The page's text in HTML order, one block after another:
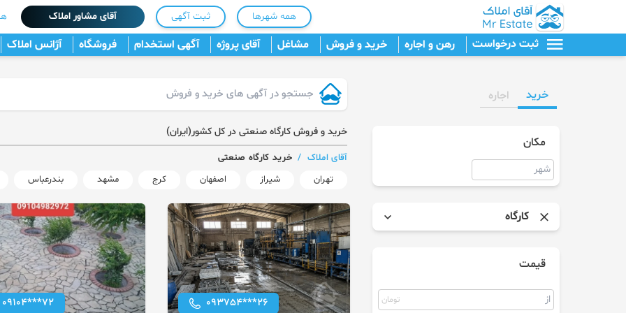
همه شهرها ثبت آگهی آقای مشاور املاک
ثبت درخواست رهن و اجاره خرید و فروش مشاغل آقای پروژه آگهی استخدام فروشگاه آژانس املاک
خرید اجاره
مکان
کارگاه
برج
پنت هاوس
قیمت
تومان
خرید و فروش کارگاه صنعتی در کل کشور(ایران)
آقای املاک / خرید کارگاه صنعتی
تهران
شیراز اصفهان کرج مشهد بندرعباس
093754***26
09104***72